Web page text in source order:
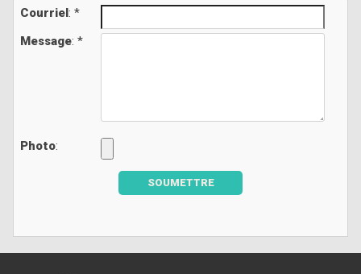
Courriel: *
Message: *
Photo:
SOUMETTRE